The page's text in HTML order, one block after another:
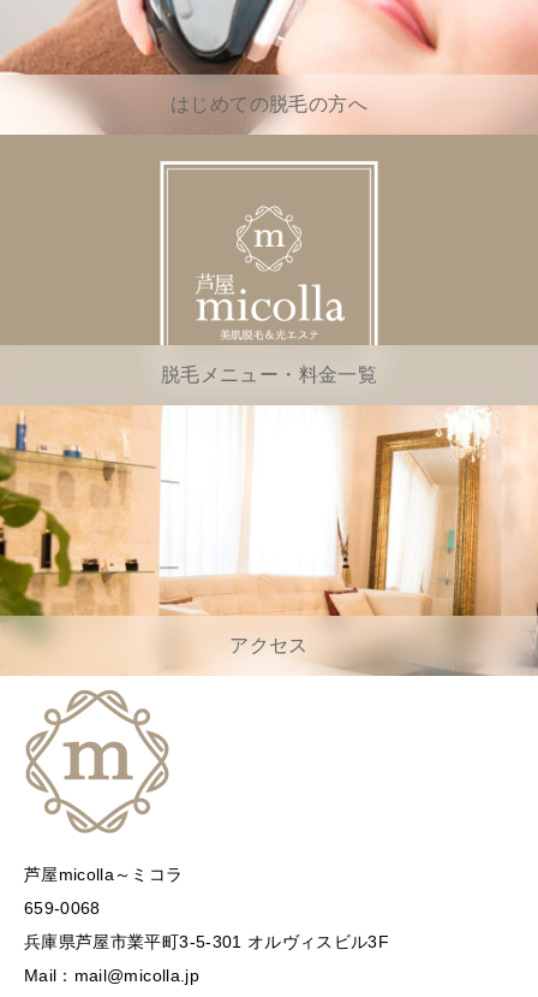
はじめての脱毛の方へ
脱毛メニュー・料金一覧
アクセス
芦屋micolla～ミコラ
659-0068
兵庫県芦屋市業平町3-5-301 オルヴィスビル3F
Mail：mail@micolla.jp